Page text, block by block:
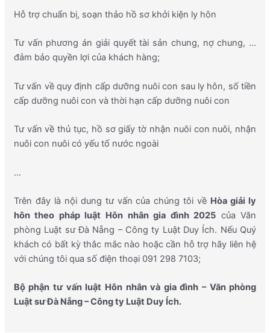
Hỗ trợ chuẩn bị, soạn thảo hồ sơ khởi kiện ly hôn
Tư vấn phương án giải quyết tài sản chung, nợ chung, …
đảm bảo quyền lợi của khách hàng;
Tư vấn về quy định cấp dưỡng nuôi con sau ly hôn, số tiền
cấp dưỡng nuôi con và thời hạn cấp dưỡng nuôi con
Tư vấn về thủ tục, hồ sơ giấy tờ nhận nuôi con nuôi, nhận
nuôi con nuôi có yếu tố nước ngoài
…
Trên đây là nội dung tư vấn của chúng tôi về Hòa giải ly
hôn theo pháp luật Hôn nhân gia đình 2025 của Văn
phòng Luật sư Đà Nẵng – Công ty Luật Duy Ích. Nếu Quý
khách có bất kỳ thắc mắc nào hoặc cần hỗ trợ hãy liên hệ
với chúng tôi qua số điện thoại 091 298 7103;
Bộ phận tư vấn luật Hôn nhân và gia đình – Văn phòng
Luật sư Đà Nẵng – Công ty Luật Duy Ích.